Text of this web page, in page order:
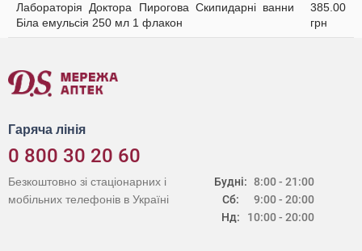
Лабораторія Доктора Пирогова Скипидарні ванни
Біла емульсія 250 мл 1 флакон
385.00
грн
Гаряча лінія
0 800 30 20 60
Будні:
Сб:
Нд:
8:00 - 21:00
9:00 - 20:00
10:00 - 20:00
Безкоштовно зі стаціонарних і
мобільних телефонів в Україні